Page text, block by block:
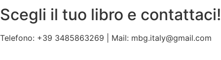
Scegli il tuo libro e contattaci!
Telefono: +39 3485863269 | Mail: mbg.italy@gmail.com